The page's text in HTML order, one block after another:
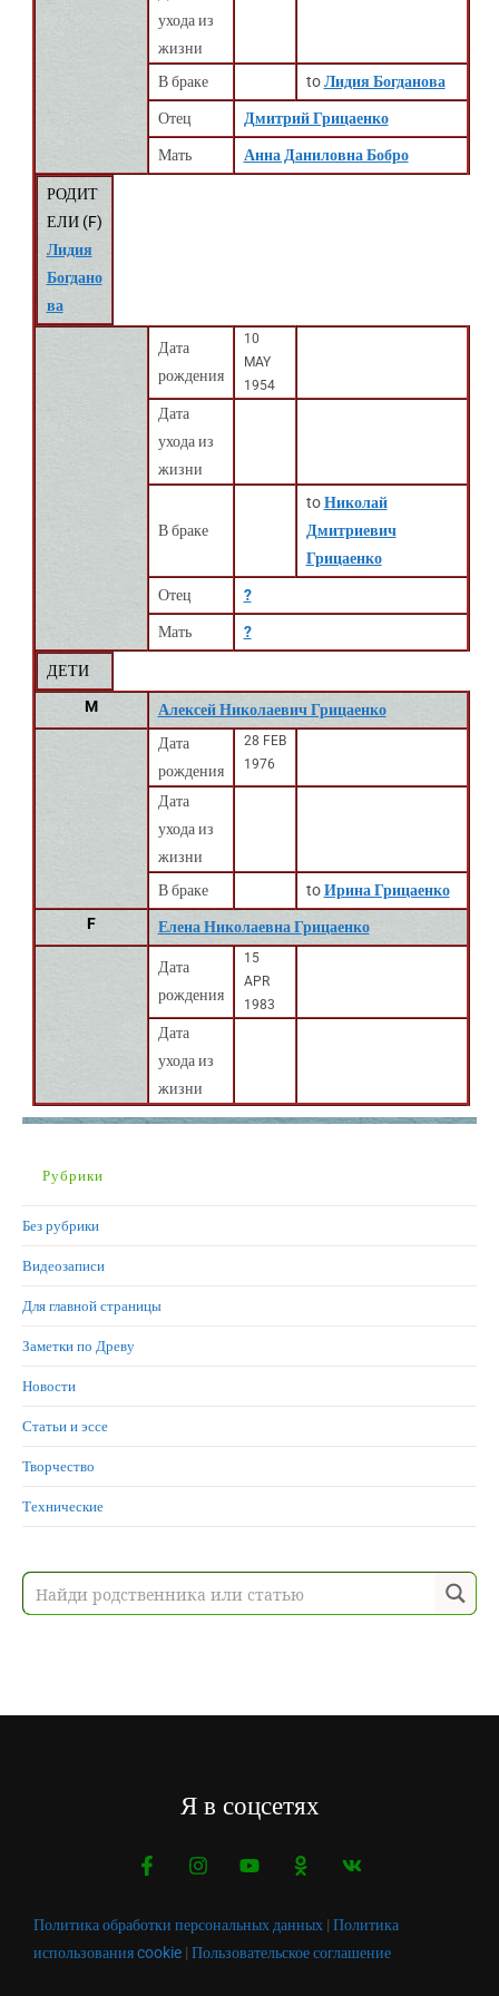
ухода из
жизни
В браке
toЛидия Богданова
Отец Дмитрий Грицаенко
Мать Анна Даниловна Бобро
РОДИТ
ЕЛИ (F)
Лидия
Богдано
ва
Дата
рождения
10
MAY
1954
Дата
ухода из
жизни
В браке
toНиколай
Дмитриевич
Грицаенко
Отец ?
Мать ?
ДЕТИ
M
Алексей Николаевич Грицаенко
Дата
рождения
28 FEB
1976
Дата
ухода из
жизни
В браке
toИрина Грицаенко
F
Елена Николаевна Грицаенко
Дата
рождения
15
APR
1983
Дата
ухода из
жизни
Рубрики
Без рубрики
Видеозаписи
Для главной страницы
Заметки по Древу
Новости
Статьи и эссе
Творчество
Технические
Я в соцсетях
Политика обработки персональных данных | Политика
использования cookie | Пользовательское соглашение